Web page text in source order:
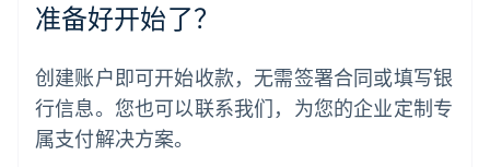
准备好开始了？
创建账户即可开始收款，无需签署合同或填写银
行信息。您也可以联系我们，为您的企业定制专
属支付解决方案。
挪威
葡萄牙
Português English
日本
日本語English
瑞典